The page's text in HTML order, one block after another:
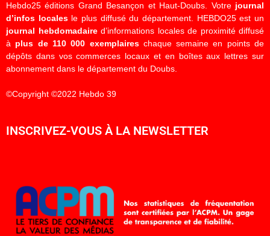
Hebdo25 éditions Grand Besançon et Haut-Doubs. Votre journal
d’infos localesle plus diffusé du département. HEBDO25 est un
journal hebdomadaired’informations locales de proximité diffusé
à plus de 110 000 exemplaireschaque semaine en points de
dépôts dans vos commerces locaux et en boîtes aux lettres sur
abonnement dans le département du Doubs.
©Copyright ©2022 Hebdo 39
INSCRIVEZ-VOUS À LA NEWSLETTER